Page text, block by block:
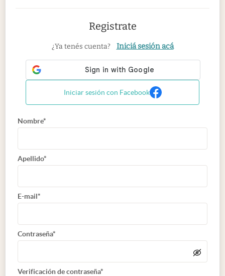
Registrate
¿Ya tenés cuenta? Iniciá sesión acá
Iniciar sesión con Facebook
Nombre*
Apellido*
E-mail*
Contraseña*
Verificación de contraseña*